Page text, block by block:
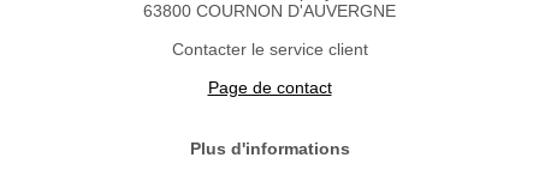
63800 COURNON D'AUVERGNE
Contacter le service client
Page de contact
Plus d'informations